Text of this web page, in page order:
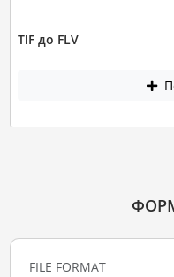
TIF до FLV
FILE FORMAT